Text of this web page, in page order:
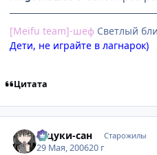
[Meifu team]-шеф Cветлый
Дети, не играйте в лагнарок)
Цитата
Тацуки-сан Старожилы
29 Мая, 200620 г